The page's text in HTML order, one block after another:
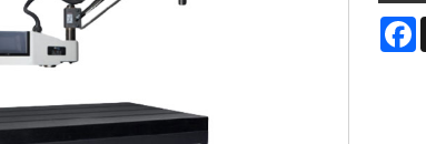
Facebook